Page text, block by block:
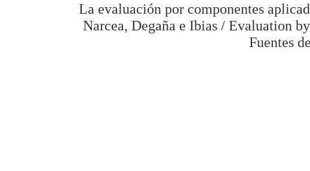
La evaluación por componentes
Narcea, Degaña e Ibias / Evaluation
Fuentes